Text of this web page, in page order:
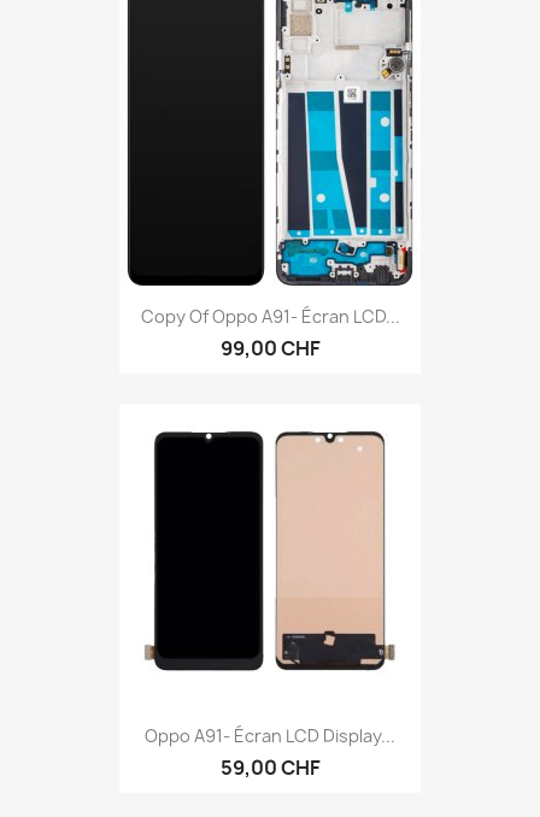
Copy Of Oppo A91- Écran LCD...
99,00 CHF
Oppo A91- Écran LCD Display...
59,00 CHF